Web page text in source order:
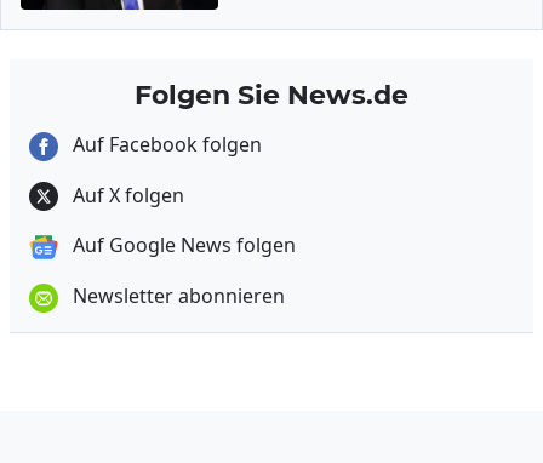
Folgen Sie News.de
Auf Facebook folgen
Auf X folgen
Auf Google News folgen
Newsletter abonnieren